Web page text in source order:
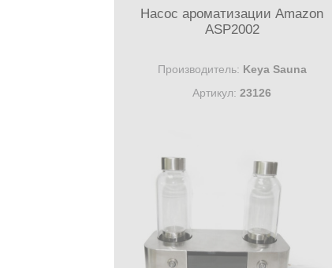
Насос ароматизации Amazon
ASP2002
Производитель: Keya Sauna
Артикул: 23126